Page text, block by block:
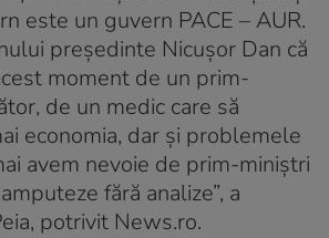
este un guvern PACE – AUR.
preşedinte Nicuşor Dan că
moment de un prim-
de un medic care să
economia, dar şi problemele
avem nevoie de prim-miniştri
fără analize”, a
potrivit News.ro.